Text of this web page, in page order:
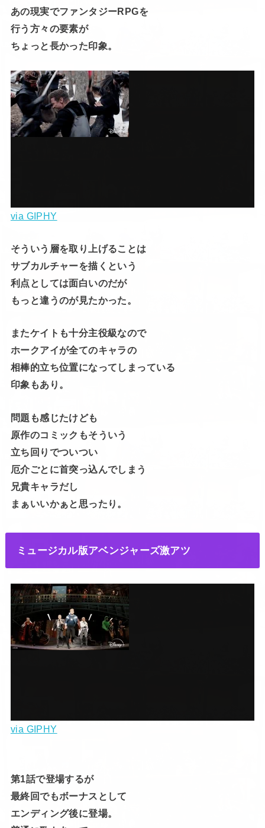
あの現実でファンタジーRPGを
行う方々の要素が
ちょっと長かった印象。
via GIPHY
そういう層を取り上げることは
サブカルチャーを描くという
利点としては面白いのだが
もっと違うのが見たかった。
またケイトも十分主役級なので
ホークアイが全てのキャラの
相棒的立ち位置になってしまっている
印象もあり。
問題も感じたけども
原作のコミックもそういう
立ち回りでついつい
厄介ごとに首突っ込んでしまう
兄貴キャラだし
まぁいいかぁと思ったり。
ミュージカル版アベンジャーズ激アツ
via GIPHY
第1話で登場するが
最終回でもボーナスとして
エンディング後に登場。